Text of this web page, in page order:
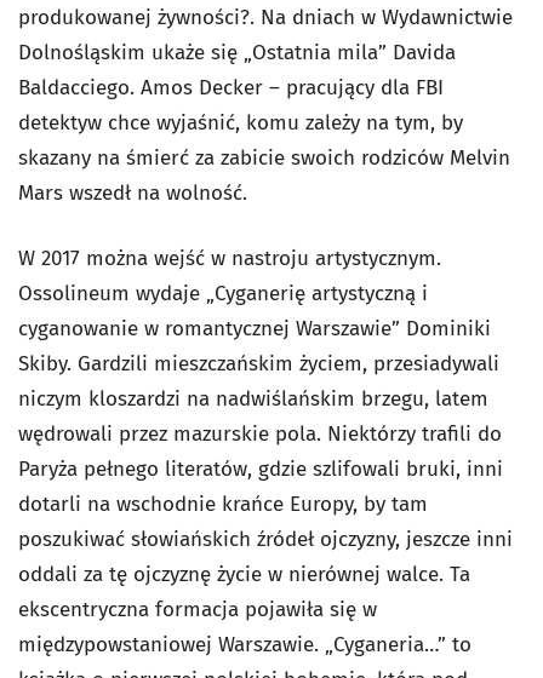
produkowanej żywności?. Na dniach w Wydawnictwie
Dolnośląskim ukaże się „Ostatnia mila” Davida
Baldacciego. Amos Decker – pracujący dla FBI
detektyw chce wyjaśnić, komu zależy na tym, by
skazany na śmierć za zabicie swoich rodziców Melvin
Mars wszedł na wolność.
W 2017 można wejść w nastroju artystycznym.
Ossolineum wydaje „Cyganerię artystyczną i
cyganowanie w romantycznej Warszawie” Dominiki
Skiby. Gardzili mieszczańskim życiem, przesiadywali
niczym kloszardzi na nadwiślańskim brzegu, latem
wędrowali przez mazurskie pola. Niektórzy trafili do
Paryża pełnego literatów, gdzie szlifowali bruki, inni
dotarli na wschodnie krańce Europy, by tam
poszukiwać słowiańskich źródeł ojczyzny, jeszcze inni
oddali za tę ojczyznę życie w nierównej walce. Ta
ekscentryczna formacja pojawiła się w
międzypowstaniowej Warszawie. „Cyganeria…” to